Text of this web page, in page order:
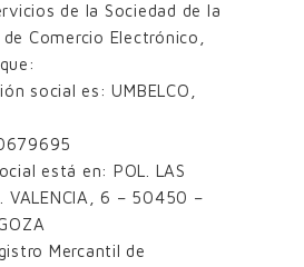
de la Sociedad de la
Comercio Electrónico,
social es: UMBELCO,
está en: POL. LAS
VALENCIA, 6 – 50450 –
Mercantil de